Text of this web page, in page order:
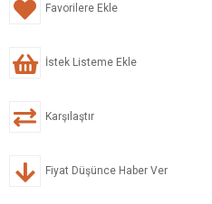
Favorilere Ekle
İstek Listeme Ekle
Karşılaştır
Fiyat Düşünce Haber Ver